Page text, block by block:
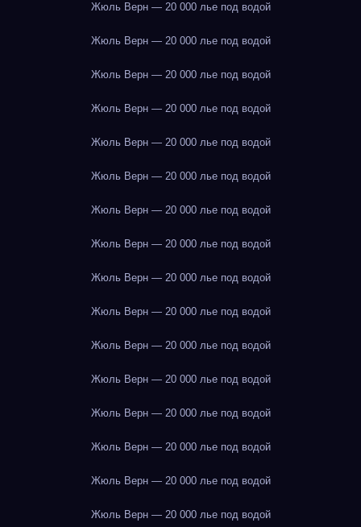
Жюль Верн — 20 000 лье под водой
Жюль Верн — 20 000 лье под водой
Жюль Верн — 20 000 лье под водой
Жюль Верн — 20 000 лье под водой
Жюль Верн — 20 000 лье под водой
Жюль Верн — 20 000 лье под водой
Жюль Верн — 20 000 лье под водой
Жюль Верн — 20 000 лье под водой
Жюль Верн — 20 000 лье под водой
Жюль Верн — 20 000 лье под водой
Жюль Верн — 20 000 лье под водой
Жюль Верн — 20 000 лье под водой
Жюль Верн — 20 000 лье под водой
Жюль Верн — 20 000 лье под водой
Жюль Верн — 20 000 лье под водой
Жюль Верн — 20 000 лье под водой